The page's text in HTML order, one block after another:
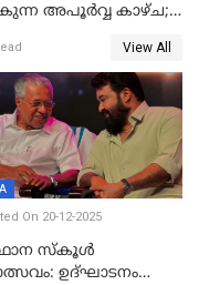
അപൂര്‍വ്വ കാഴ്ച;
നന്ദനം
View All
On 20-12-2025
സ്കൂൾ
ഉദ്ഘാടനം